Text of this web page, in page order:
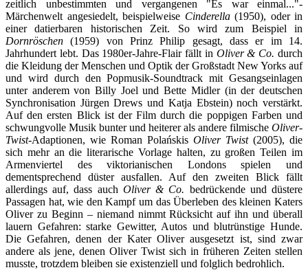
zeitlich unbestimmten und vergangenen "Es war einmal..."-
Märchenwelt angesiedelt, beispielweise Cinderella(1950), oder in
einer datierbaren historischen Zeit. So wird zum Beispiel in
Dornröschen (1959) von Prinz Philip gesagt, dass er im 14.
Jahrhundert lebt. Das 1980er-Jahre-Flair fällt in Oliver & Co. durch
die Kleidung der Menschen und Optik der Großstadt New Yorks auf
und wird durch den Popmusik-Soundtrack mit Gesangseinlagen
unter anderem von Billy Joel und Bette Midler (in der deutschen
Synchronisation Jürgen Drews und Katja Ebstein) noch verstärkt.
Auf den ersten Blick ist der Film durch die poppigen Farben und
schwungvolle Musik bunter und heiterer als andere filmische Oliver-
Twist-Adaptionen, wie Roman Polańskis Oliver Twist(2005), die
sich mehr an die literarische Vorlage halten, zu großen Teilen im
Armenviertel des viktorianischen Londons spielen und
dementsprechend düster ausfallen. Auf den zweiten Blick fällt
allerdings auf, dass auch Oliver & Co. bedrückende und düstere
Passagen hat, wie den Kampf um das Überleben des kleinen Katers
Oliver zu Beginn – niemand nimmt Rücksicht auf ihn und überall
lauern Gefahren: starke Gewitter, Autos und blutrünstige Hunde.
Die Gefahren, denen der Kater Oliver ausgesetzt ist, sind zwar
andere als jene, denen Oliver Twist sich in früheren Zeiten stellen
musste, trotzdem bleiben sie existenziell und folglich bedrohlich.